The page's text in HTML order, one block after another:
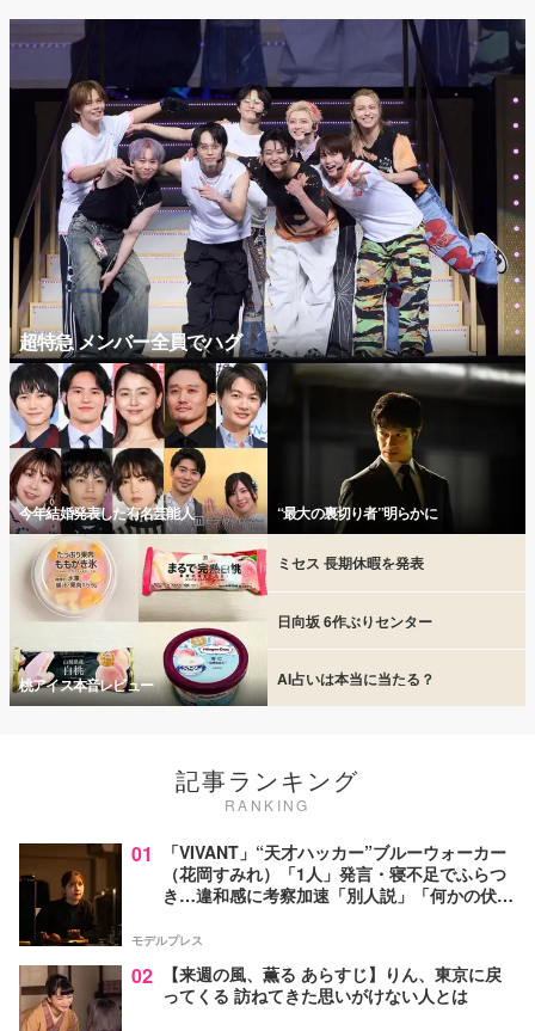
超特急 メンバー全員でハグ
今年結婚発表した有名芸能人 “最大の裏切り者”明らかに
桃アイス本音レビュー
ミセス 長期休暇を発表
日向坂 6作ぶりセンター
AI占いは本当に当たる？
記事ランキング
RANKING
01
「VIVANT」“天才ハッカー”ブルーウォーカー
（花岡すみれ）「1人」発言・寝不足でふらつ
き…違和感に考察加速「別人説」「何かの伏線
モデルプレス
02
【来週の風、薫る あらすじ】りん、東京に戻
ってくる 訪ねてきた思いがけない人とは